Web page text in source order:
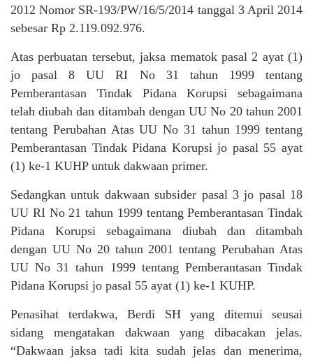
2012 Nomor SR-193/PW/16/5/2014 tanggal 3 April 2014
sebesar Rp 2.119.092.976.
Atas perbuatan tersebut, jaksa mematok pasal 2 ayat (1)
jo pasal 8 UU RI No 31 tahun 1999 tentang
Pemberantasan Tindak Pidana Korupsi sebagaimana
telah diubah dan ditambah dengan UU No 20 tahun 2001
tentang Perubahan Atas UU No 31 tahun 1999 tentang
Pemberantasan Tindak Pidana Korupsi jo pasal 55 ayat
(1) ke-1 KUHP untuk dakwaan primer.
Sedangkan untuk dakwaan subsider pasal 3 jo pasal 18
UU RI No 21 tahun 1999 tentang Pemberantasan Tindak
Pidana Korupsi sebagaimana diubah dan ditambah
dengan UU No 20 tahun 2001 tentang Perubahan Atas
UU No 31 tahun 1999 tentang Pemberantasan Tindak
Pidana Korupsi jo pasal 55 ayat (1) ke-1 KUHP.
Penasihat terdakwa, Berdi SH yang ditemui seusai
sidang mengatakan dakwaan yang dibacakan jelas.
“Dakwaan jaksa tadi kita sudah jelas dan menerima,